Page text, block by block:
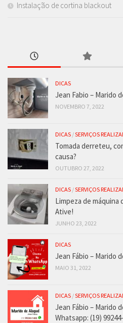
Instalação de cortina blackout
DICAS
Jean Fabio – Marido
NOVEMBRO 7, 2022
DICAS /SERVIÇOS
Tomada derreteu,
causa?
OUTUBRO 27, 2022
DICAS /SERVIÇOS
Limpeza de máquina
Ative!
JUNHO 23, 2022
DICAS
Jean Fábio – Marido
MAIO 31, 2022
DICAS /SERVIÇOS
Jean Fábio – Marido
Whatsapp: (19)